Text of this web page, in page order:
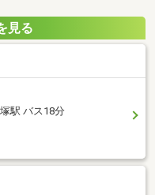
見る
駅 バス18分